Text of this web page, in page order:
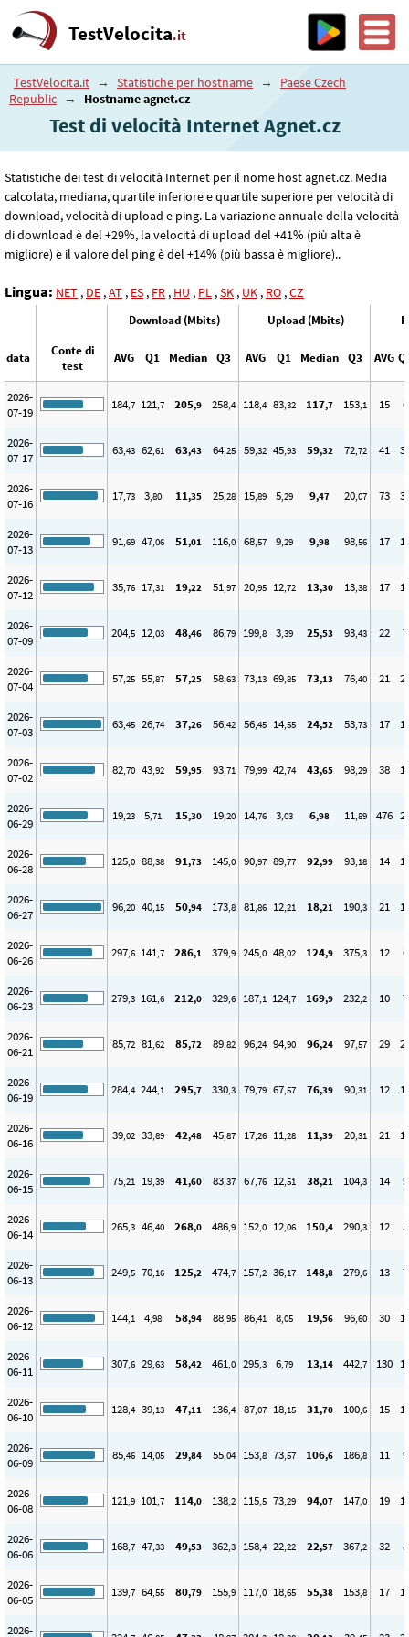
TestVelocita.it
TestVelocita.it → Statistiche per hostname →
Paese Czech
Republic → Hostname agnet.cz
Test di velocità Internet Agnet.cz
Statistiche dei test di velocità Internet per il nome host agnet.cz. Media
calcolata, mediana, quartile inferiore e quartile superiore per velocità di
download, velocità di upload e ping. La variazione annuale della velocità
di download è del +29%, la velocità di upload del +41% (più alta è
migliore) e il valore del ping è del +14% (più bassa è migliore)..
Lingua: NET , DE ,AT , ES , FR , HU , PL ,SK , UK , RO ,CZ
Download (Mbits) Upload (Mbits)
data
Conte di
test
AVG Q1 Median Q3 AVG Q1 Median Q3 AVG
2026-
07-19
184,7 121,7 205,9 258,4 118,4 83,32 117,7 153,1 15 6
2026-
07-17
63,43 62,61 63,43 64,25 59,32 45,93 59,32 72,72 41
2026-
07-16
17,73 3,80 11,35 25,28 15,89 5,29 9,47 20,07 73
2026-
07-13
91,69 47,06 51,01 116,0 68,57 9,29 9,98 98,56 17
2026-
07-12
35,76 17,31 19,22 51,97 20,95 12,72 13,30 13,38 17
2026-
07-09
204,5 12,03 48,46 86,79 199,8 3,39 25,53 93,43 22 7
2026-
07-04
57,25 55,87 57,25 58,63 73,13 69,85 73,13 76,40 21
2026-
07-03
63,45 26,74 37,26 56,42 56,45 14,55 24,52 53,73 17
2026-
07-02
82,70 43,92 59,95 93,71 79,99 42,74 43,65 98,29 38
2026-
06-29
19,23 5,71 15,30 19,20 14,76 3,03 6,98 11,89 476
2026-
06-28
125,0 88,38 91,73 145,0 90,97 89,77 92,99 93,18 14
2026-
06-27
96,20 40,15 50,94 173,8 81,86 12,21 18,21 190,3 21
2026-
06-26
297,6 141,7 286,1 379,9 245,0 48,02 124,9 375,3 12 6
2026-
06-23
279,3 161,6 212,0 329,6 187,1 124,7 169,9 232,2 10 7
2026-
06-21
85,72 81,62 85,72 89,82 96,24 94,90 96,24 97,57 29
2026-
06-19
284,4 244,1 295,7 330,3 79,79 67,57 76,39 90,31 12
2026-
06-16
39,02 33,89 42,48 45,87 17,26 11,28 11,39 20,31 21
2026-
06-15
75,21 19,39 41,60 83,37 67,76 12,51 38,21 104,3 14 9
2026-
06-14
265,3 46,40 268,0 486,9 152,0 12,06 150,4 290,3 12 5
2026-
06-13
249,5 70,16 125,2 474,7 157,2 36,17 148,8 279,6 13 7
2026-
06-12
144,1 4,98 58,94 88,95 86,41 8,05 19,56 96,60 30
2026-
06-11
307,6 29,63 58,42 461,0 295,3 6,79 13,14 442,7 130
2026-
06-10
128,4 39,13 47,11 136,4 87,07 18,15 31,70 100,6 15
2026-
06-09
85,46 14,05 29,84 55,04 153,8 73,57 106,6 186,8 11 9
2026-
06-08
121,9 101,7 114,0 138,2 115,5 73,29 94,07 147,0 19
2026-
06-06
168,7 47,33 49,53 362,3 158,4 22,22 22,57 367,2 32 8
2026-
06-05
139,7 64,55 80,79 155,9 117,0 18,65 55,38 153,8 17
2026-